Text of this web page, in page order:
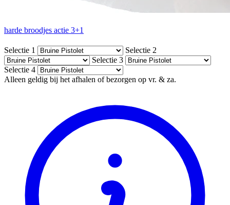
harde broodjes actie 3+1
Selectie 1
Selectie 2
Selectie 3
Selectie 4
Alleen geldig bij het afhalen of bezorgen op vr. & za.